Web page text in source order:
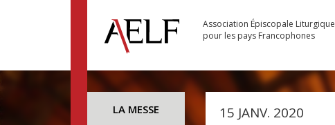
Association Épiscopale Liturgique
pour les pays Francophones
LA MESSE 15 JANV. 2020